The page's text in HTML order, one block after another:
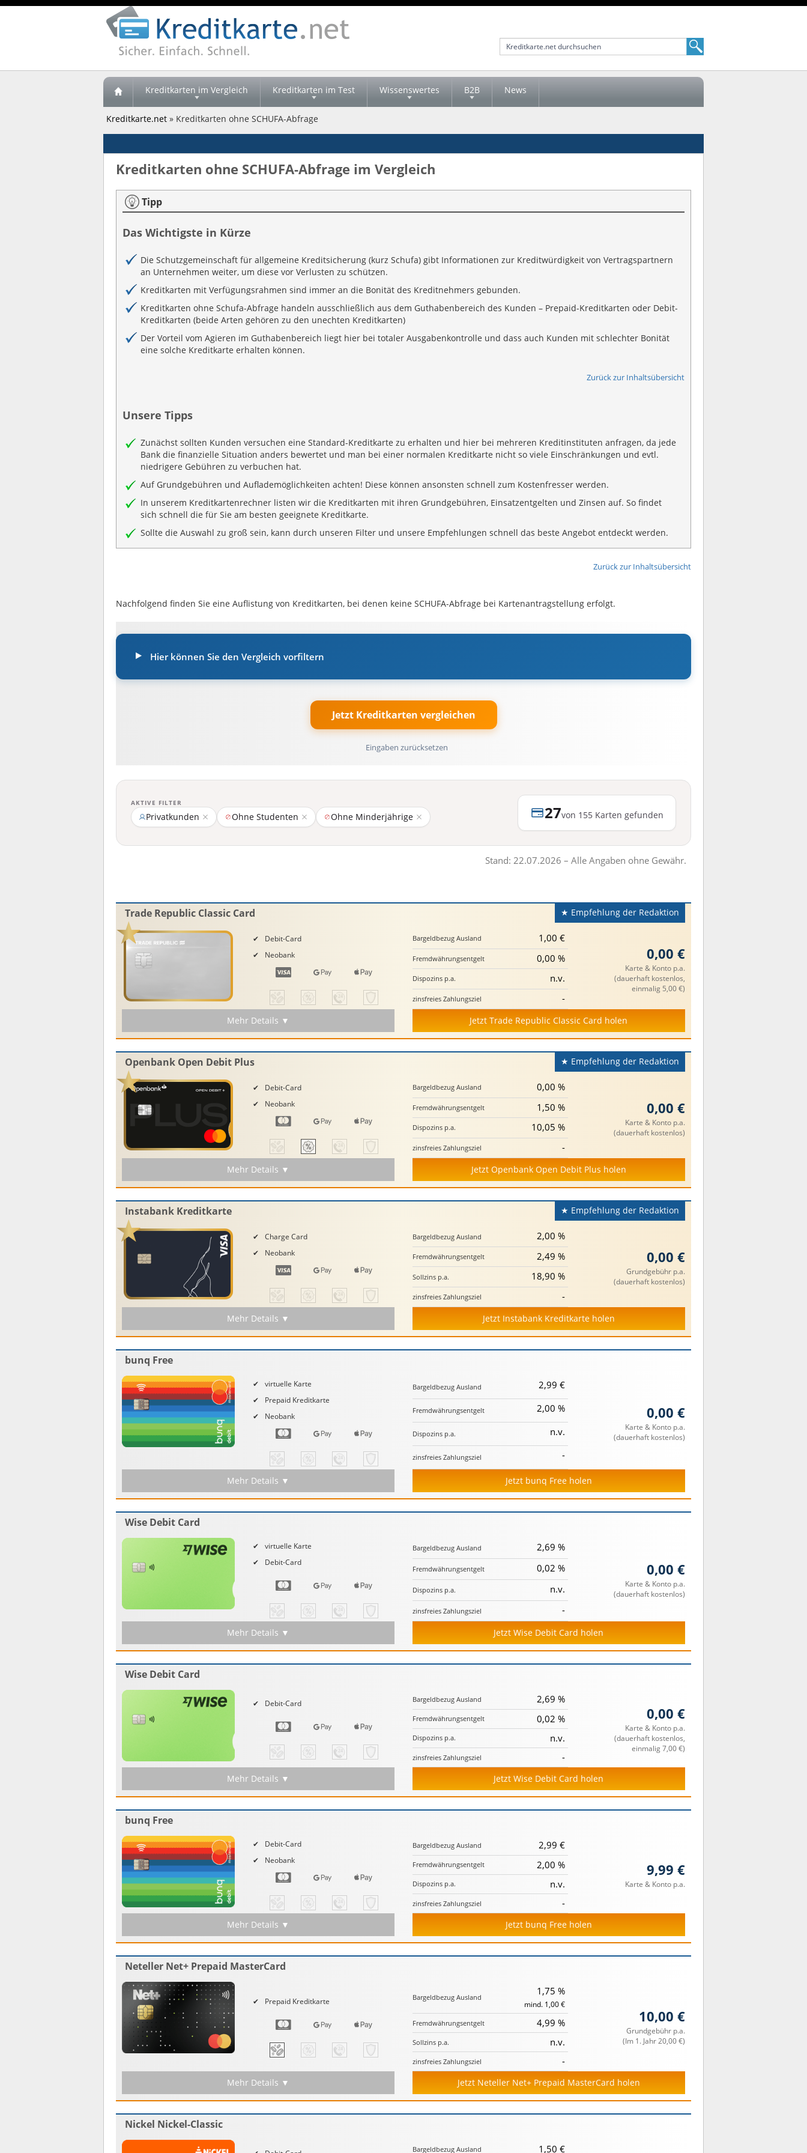
Kreditkarten im Vergleich Kreditkarten im Test Wissenswertes B2B News
Kreditkarte.net » Kreditkarten ohne SCHUFA-Abfrage
Kreditkarten ohne SCHUFA-Abfrage im Vergleich
Tipp
Das Wichtigste in Kürze
Die Schutzgemeinschaft für allgemeine Kreditsicherung (kurz Schufa) gibt Informationen zur Kreditwürdigkeit von Vertragspartnern
an Unternehmen weiter, um diese vor Verlusten zu schützen.
Kreditkarten mit Verfügungsrahmen sind immer an die Bonität des Kreditnehmers gebunden.
Kreditkarten ohne Schufa-Abfrage handeln ausschließlich aus dem Guthabenbereich des Kunden – Prepaid-Kreditkarten oder Debit-
Kreditkarten (beide Arten gehören zu den unechten Kreditkarten)
Der Vorteil vom Agieren im Guthabenbereich liegt hier bei totaler Ausgabenkontrolle und dass auch Kunden mit schlechter Bonität
eine solche Kreditkarte erhalten können.
Zurück zur Inhaltsübersicht
Unsere Tipps
Zunächst sollten Kunden versuchen eine Standard-Kreditkarte zu erhalten und hier bei mehreren Kreditinstituten anfragen, da jede
Bank die finanzielle Situation anders bewertet und man bei einer normalen Kreditkarte nicht so viele Einschränkungen und evtl.
niedrigere Gebühren zu verbuchen hat.
Auf Grundgebühren und Auflademöglichkeiten achten! Diese können ansonsten schnell zum Kostenfresser werden.
In unserem Kreditkartenrechner listen wir die Kreditkarten mit ihren Grundgebühren, Einsatzentgelten und Zinsen auf. So findet
sich schnell die für Sie am besten geeignete Kreditkarte.
Sollte die Auswahl zu groß sein, kann durch unseren Filter und unsere Empfehlungen schnell das beste Angebot entdeckt werden.
Zurück zur Inhaltsübersicht
Nachfolgend finden Sie eine Auflistung von Kreditkarten, bei denen keine SCHUFA-Abfrage bei Kartenantragstellung erfolgt.
Hier können Sie den Vergleich vorfiltern
Eingaben zurücksetzen
AKTIVE FILTER
Privatkunden Ohne Studenten Ohne Minderjährige 27von 155 Karten gefunden
Stand: 22.07.2026 – Alle Angaben ohne Gewähr.
Trade Republic Classic Card ★ Empfehlung der Redaktion
Debit-Card
Neobank
Bargeld­bezug Ausland 1,00 €
Fremd­währungs­entgelt 0,00 %
Dispozins p.a. n.v.
zinsfreies Zahlungs­ziel -
0,00 €
Karte & Konto p.a.
(dauerhaft kostenlos,
einmalig 5,00 €)
Mehr Details ▼ Jetzt Trade Republic Classic Card holen
Openbank Open Debit Plus ★ Empfehlung der Redaktion
Debit-Card
Neobank
Bargeld­bezug Ausland 0,00 %
Fremd­währungs­entgelt 1,50 %
Dispozins p.a. 10,05 %
zinsfreies Zahlungs­ziel -
0,00 €
Karte & Konto p.a.
(dauerhaft kostenlos)
Mehr Details ▼ Jetzt Openbank Open Debit Plus holen
Instabank Kreditkarte ★ Empfehlung der Redaktion
Charge Card
Neobank
Bargeld­bezug Ausland 2,00 %
Fremd­währungs­entgelt 2,49 %
Sollzins p.a. 18,90 %
zinsfreies Zahlungs­ziel -
0,00 €
Grundgebühr p.a.
(dauerhaft kostenlos)
Mehr Details ▼ Jetzt Instabank Kreditkarte holen
bunq Free
virtuelle Karte
Prepaid Kreditkarte
Neobank
Bargeld­bezug Ausland 2,99 €
Fremd­währungs­entgelt 2,00 %
Dispozins p.a. n.v.
zinsfreies Zahlungs­ziel -
0,00 €
Karte & Konto p.a.
(dauerhaft kostenlos)
Mehr Details ▼ Jetzt bunq Free holen
Wise Debit Card
virtuelle Karte
Debit-Card
Bargeld­bezug Ausland 2,69 %
Fremd­währungs­entgelt 0,02 %
Dispozins p.a. n.v.
zinsfreies Zahlungs­ziel -
0,00 €
Karte & Konto p.a.
(dauerhaft kostenlos)
Mehr Details ▼ Jetzt Wise Debit Card holen
Wise Debit Card
Debit-Card Bargeld­bezug Ausland 2,69 %
Fremd­währungs­entgelt 0,02 %
Dispozins p.a. n.v.
zinsfreies Zahlungs­ziel -
0,00 €
Karte & Konto p.a.
(dauerhaft kostenlos,
einmalig 7,00 €)
Mehr Details ▼ Jetzt Wise Debit Card holen
bunq Free
Debit-Card
Neobank
Bargeld­bezug Ausland 2,99 €
Fremd­währungs­entgelt 2,00 %
Dispozins p.a. n.v.
zinsfreies Zahlungs­ziel -
9,99 €
Karte & Konto p.a.
Mehr Details ▼ Jetzt bunq Free holen
Neteller Net+ Prepaid MasterCard
Prepaid Kreditkarte Bargeld­bezug Ausland
1,75 %
mind. 1,00 €
Fremd­währungs­entgelt 4,99 %
Sollzins p.a. n.v.
zinsfreies Zahlungs­ziel -
10,00 €
Grundgebühr p.a.
(Im 1. Jahr 20,00 €)
Mehr Details ▼ Jetzt Neteller Net+ Prepaid MasterCard holen
Nickel Nickel-Classic
Bargeld­bezug Ausland 1,50 €